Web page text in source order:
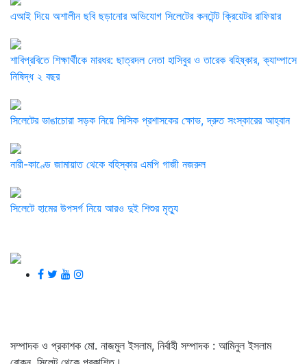
এআই দিয়ে অশালীন ছবি ছড়ানোর অভিযোগ সিলেটের কনটেন্ট ক্রিয়েটর রাফিয়ার
শাবিপ্রবিতে শিক্ষার্থীকে মারধর: ছাত্রদল নেতা হাসিবুর ও তারেক বহিষ্কার, ক্যাম্পাসে
নিষিদ্ধ ২ বছর
সিলেটের ভাঙাচোরা সড়ক নিয়ে সিসিক প্রশাসকের ক্ষোভ, দ্রুত সংস্কারের আহ্বান
নারী-কাণ্ডে জামায়াত থেকে বহিস্কার এমপি গাজী নজরুল
সিলেটে হামের উপসর্গ নিয়ে আরও দুই শিশুর মৃত্যু
সম্পাদক ও প্রকাশক মো. নাজমুল ইসলাম, নির্বাহী সম্পাদক : আমিনুল ইসলাম